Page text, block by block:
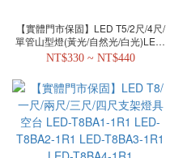
【實體門市保固】LED T5/2尺/4尺/
單管山型燈(黃光/自然光/白光)LED-
4143/2143-T5
NT$330 ~ NT$440